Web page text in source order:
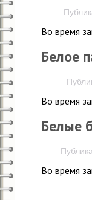
Во время
Белое
Во время
Белые
Во время